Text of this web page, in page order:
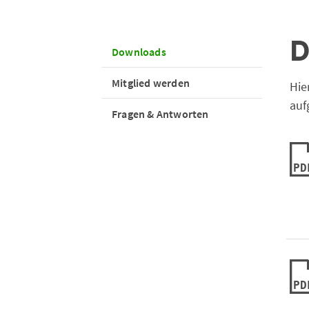
Downloads
Mitglied werden
Fragen & Antworten